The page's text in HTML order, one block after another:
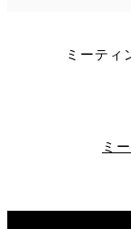
ミーティ
ミ